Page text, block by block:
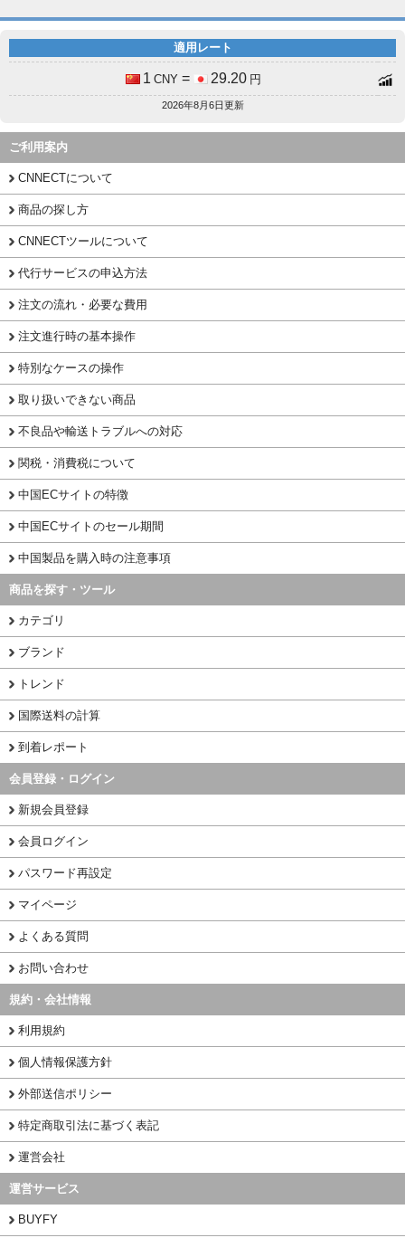
適用レート
1 CNY = 29.20 円
2026年8月6日更新
ご利用案内
CNNECTについて
商品の探し方
CNNECTツールについて
代行サービスの申込方法
注文の流れ・必要な費用
注文進行時の基本操作
特別なケースの操作
取り扱いできない商品
不良品や輸送トラブルへの対応
関税・消費税について
中国ECサイトの特徴
中国ECサイトのセール期間
中国製品を購入時の注意事項
商品を探す・ツール
カテゴリ
ブランド
トレンド
国際送料の計算
到着レポート
会員登録・ログイン
新規会員登録
会員ログイン
パスワード再設定
マイページ
よくある質問
お問い合わせ
規約・会社情報
利用規約
個人情報保護方針
外部送信ポリシー
特定商取引法に基づく表記
運営会社
運営サービス
BUYFY